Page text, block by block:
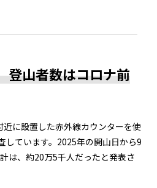
登山者数はコロナ前
に設置した赤外線カウンターを使
しています。2025年の開山日から9
は、約20万5千人だったと発表さ